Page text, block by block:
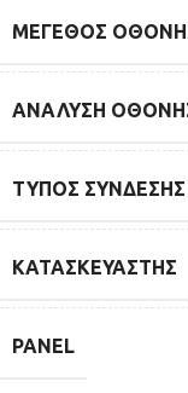
ΜΈΓΕΘΟΣ
ΑΝΆΛΥΣΗ
ΤΎΠΟΣ ΣΎΝΔΕΣΗΣ
ΚΑΤΑΣΚΕΥΑΣΤΉΣ
PANEL